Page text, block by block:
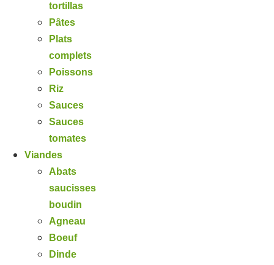
tortillas
Pâtes
Plats
complets
Poissons
Riz
Sauces
Sauces
tomates
Viandes
Abats
saucisses
boudin
Agneau
Boeuf
Dinde